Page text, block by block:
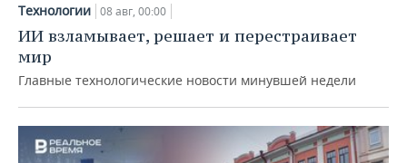
Технологии 08 авг, 00:00
ИИ взламывает, решает и перестраивает
мир
Главные технологические новости минувшей недели